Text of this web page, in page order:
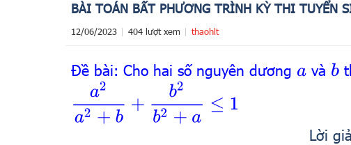
BÀI TOÁN BẤT PHƯƠNG TRÌNH KỲ THI TUYỂN
12/06/2023 404 lượt xem thaohlt
Đề bài: Cho hai số nguyên dương a và b
a2+ +a≤
Lời